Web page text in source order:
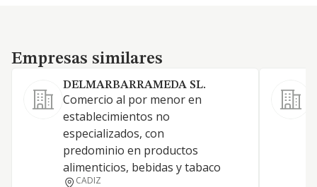
Empresas similares
Empresas similares
DELMARBARRAMEDA SL.
Comercio al por menor en
establecimientos no
especializados, con
predominio en productos
alimenticios, bebidas y tabaco
CADIZ